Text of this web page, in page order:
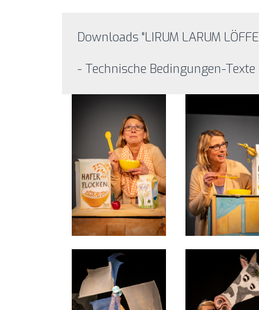
Downloads "LIRUM LARUM
- Technische Bedingungen-